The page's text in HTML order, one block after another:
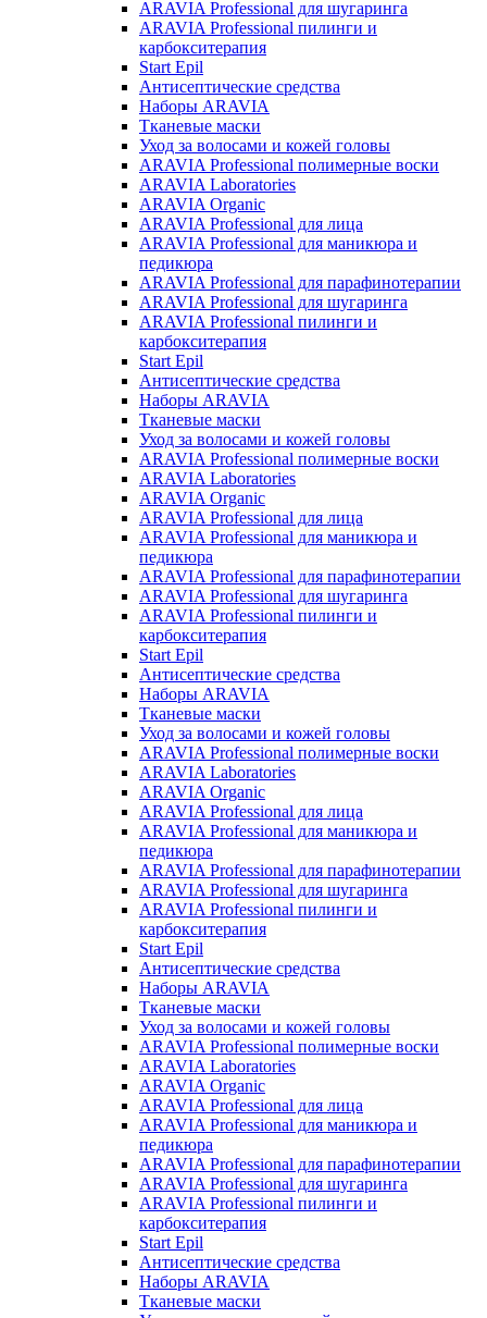
ARAVIA Professional для шугаринга
ARAVIA Professional пилинги и
карбокситерапия
Start Epil
Антисептические средства
Наборы ARAVIA
Тканевые маски
Уход за волосами и кожей головы
ARAVIA Professional полимерные воски
ARAVIA Laboratories
ARAVIA Organic
ARAVIA Professional для лица
ARAVIA Professional для маникюра и
педикюра
ARAVIA Professional для парафинотерапии
ARAVIA Professional для шугаринга
ARAVIA Professional пилинги и
карбокситерапия
Start Epil
Антисептические средства
Наборы ARAVIA
Тканевые маски
Уход за волосами и кожей головы
ARAVIA Professional полимерные воски
ARAVIA Laboratories
ARAVIA Organic
ARAVIA Professional для лица
ARAVIA Professional для маникюра и
педикюра
ARAVIA Professional для парафинотерапии
ARAVIA Professional для шугаринга
ARAVIA Professional пилинги и
карбокситерапия
Start Epil
Антисептические средства
Наборы ARAVIA
Тканевые маски
Уход за волосами и кожей головы
ARAVIA Professional полимерные воски
ARAVIA Laboratories
ARAVIA Organic
ARAVIA Professional для лица
ARAVIA Professional для маникюра и
педикюра
ARAVIA Professional для парафинотерапии
ARAVIA Professional для шугаринга
ARAVIA Professional пилинги и
карбокситерапия
Start Epil
Антисептические средства
Наборы ARAVIA
Тканевые маски
Уход за волосами и кожей головы
ARAVIA Professional полимерные воски
ARAVIA Laboratories
ARAVIA Organic
ARAVIA Professional для лица
ARAVIA Professional для маникюра и
педикюра
ARAVIA Professional для парафинотерапии
ARAVIA Professional для шугаринга
ARAVIA Professional пилинги и
карбокситерапия
Start Epil
Антисептические средства
Наборы ARAVIA
Тканевые маски